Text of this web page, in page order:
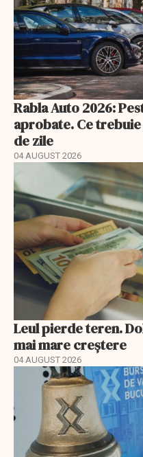
Rabla Auto 2026:
aprobate. Ce
de zile
04 AUGUST 2026
Leul pierde teren.
mai mare creștere
04 AUGUST 2026